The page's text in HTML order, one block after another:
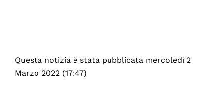
Questa notizia è stata pubblicata mercoledì 2
Marzo 2022 (17:47)